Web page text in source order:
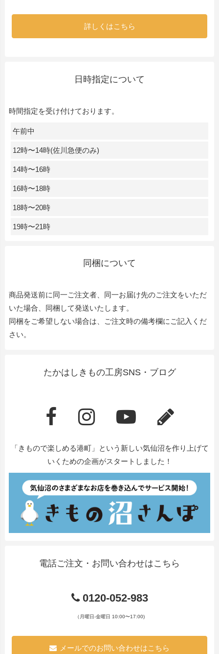
詳しくはこちら
日時指定について
時間指定を受け付けております。
午前中
12時〜14時(佐川急便のみ)
14時〜16時
16時〜18時
18時〜20時
19時〜21時
同梱について
商品発送前に同一ご注文者、同一お届け先のご注文をいただ
いた場合、同梱して発送いたします。
同梱をご希望しない場合は、ご注文時の備考欄にご記入くだ
さい。
たかはしきもの工房SNS・ブログ
「きもので楽しめる港町」という新しい気仙沼を作り上げて
いくための企画がスタートしました！
電話ご注文・お問い合わせはこちら
0120-052-983
（月曜日-金曜日 10:00〜17:00)
メールでのお問い合わせはこちら